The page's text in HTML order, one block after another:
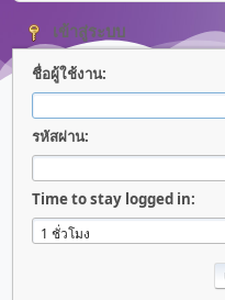
เข้าสู่ระบบ
ชื่อผู้ใช้งาน:
รหัสผ่าน:
Time to stay logged in: